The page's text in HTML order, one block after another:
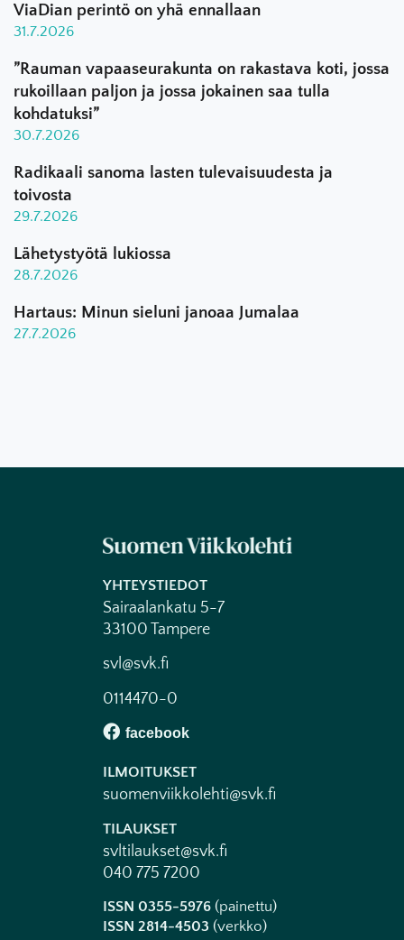
ViaDian perintö on yhä ennallaan
31.7.2026
”Rauman vapaaseurakunta on rakastava koti, jossa
rukoillaan paljon ja jossa jokainen saa tulla
kohdatuksi”
30.7.2026
Radikaali sanoma lasten tulevaisuudesta ja
toivosta
29.7.2026
Lähetystyötä lukiossa
28.7.2026
Hartaus: Minun sieluni janoaa Jumalaa
27.7.2026
YHTEYSTIEDOT
Sairaalankatu 5-7
33100 Tampere
svl@svk.fi
0114470-0
ILMOITUKSET
suomenviikkolehti@svk.fi
TILAUKSET
svltilaukset@svk.fi
040 775 7200
ISSN 0355-5976 (painettu)
ISSN 2814-4503 (verkko)